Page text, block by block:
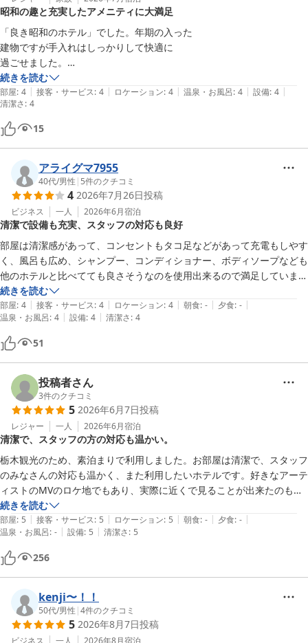
ホテル東日本宇都宮
2026-06-19
昭和の趣と充実したアメニティに大満足
「良き昭和のホテル」でした。年期の入った
建物ですが手入れはしっかりして快適に
過ごせました。
お茶やコーヒー、アメニティも「この値段で
これだけ提供してくれるんだ」と思いました！
ありがとうございました！
続きを読む
部屋: 4 | 接客・サービス: 4 | ロケーション: 4 | 温泉・お風呂: 4 | 設備: 4 |
清潔さ: 4
15
アライグマ7955
40代/男性 | 5件のクチコミ
4 2026年7月26日投稿
ビジネス 一人 2026年6月宿泊
清潔で設備も充実、スタッフの対応も良好
部屋は清潔感があって、コンセントもタコ足などがあって充電もしやす
く、風呂も広め、シャンプー、コンディショナー、ボディソープなども
他のホテルと比べてても良さそうなのを使用出来るので満足していま
す。スタッフさんの対応も良いです。
続きを読む
部屋: 4 | 接客・サービス: 4 | ロケーション: 4 | 朝食: - | 夕食: - |
温泉・お風呂: 4 | 設備: 4 | 清潔さ: 4
51
投稿者さん
3件のクチコミ
5 2026年6月7日投稿
レジャー 一人 2026年6月宿泊
清潔で、スタッフの方の対応も温かい。
栃木観光のため、素泊まりで利用しました。お部屋は清潔で、スタッフ
のみなさんの対応も温かく、また利用したいホテルです。好きなアーテ
ィストのMVのロケ地でもあり、実際に近くで見ることが出来たのも嬉
しかったです。
続きを読む
部屋: 5 | 接客・サービス: 5 | ロケーション: 5 | 朝食: - | 夕食: - |
温泉・お風呂: - | 設備: 5 | 清潔さ: 5
256
kenji〜！！
50代/男性 |4件のクチコミ
5 2026年8月7日投稿
ビジネス 一人 2026年8月宿泊